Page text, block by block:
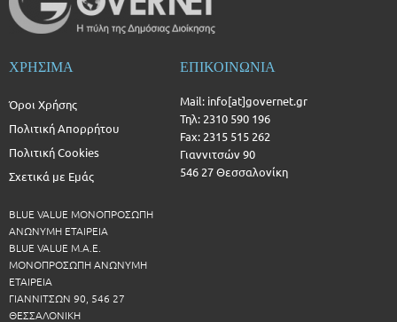
ΧΡΗΣΙΜΑ
Όροι Χρήσης
Πολιτική Απορρήτου
Πολιτική Cookies
Σχετικά με Εμάς
BLUE VALUE ΜΟΝΟΠΡΟΣΩΠΗ
ΑΝΩΝΥΜΗ ΕΤΑΙΡΕΙΑ
BLUE VALUE Μ.Α.Ε.
ΜΟΝΟΠΡΟΣΩΠΗ ΑΝΩΝΥΜΗ
ΕΤΑΙΡΕΙΑ
ΓΙΑΝΝΙΤΣΩΝ 90, 546 27
ΘΕΣΣΑΛΟΝΙΚΗ
ΕΠΙΚΟΙΝΩΝΙΑ
Mail: info[at]governet.gr
Τηλ: 2310 590 196
Fax: 2315 515 262
Γιαννιτσών 90
546 27 Θεσσαλονίκη